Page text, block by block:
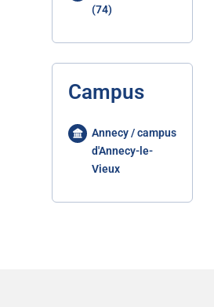
(74)
Campus
Annecy / campus
d'Annecy-le-
Vieux